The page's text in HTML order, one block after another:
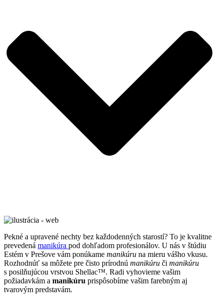
Pekné a upravené nechty bez každodenných starostí? To je kvalitne
prevedená manikúra pod dohľadom profesionálov. U nás v štúdiu
Estém v Prešove vám ponúkame manikúru na mieru vášho vkusu.
Rozhodnúť sa môžete pre čisto prírodnú manikúru či manikúru
s posilňujúcou vrstvou Shellac™. Radi vyhovieme vašim
požiadavkám a manikúru prispôsobíme vašim farebným aj
tvarovým predstavám.